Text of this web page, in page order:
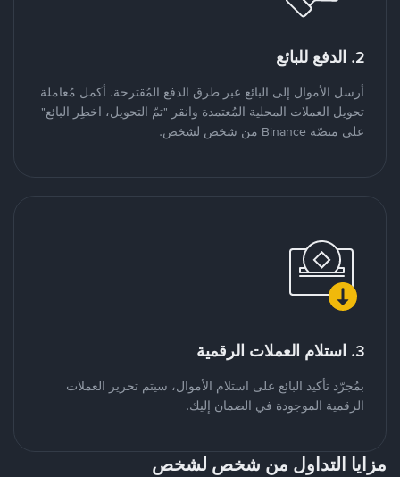
2. الدفع للبائع
أرسل الأموال إلى البائع عبر طرق الدفع المُقترحة. أكمل مُعاملة
تحويل العملات المحلية المُعتمدة وانقر "تمّ التحويل، اخطِر البائع"
على منصّة Binance من شخص لشخص.
3. استلام العملات الرقمية
بمُجرّد تأكيد البائع على استلام الأموال، سيتم تحرير العملات
الرقمية الموجودة في الضمان إليك.
مزايا التداول من شخص لشخص